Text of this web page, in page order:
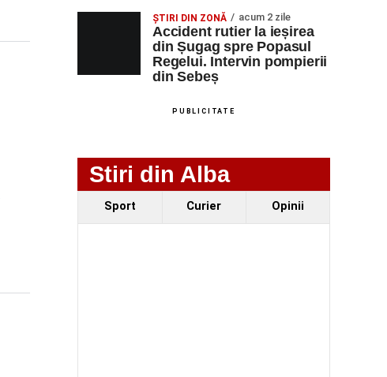
ȘTIRI DIN ZONĂ acum 2 zile
Accident rutier la ieșirea
din Șugag spre Popasul
Regelui. Intervin pompierii
din Sebeș
PUBLICITATE
Stiri din Alba
Sport Curier Opinii